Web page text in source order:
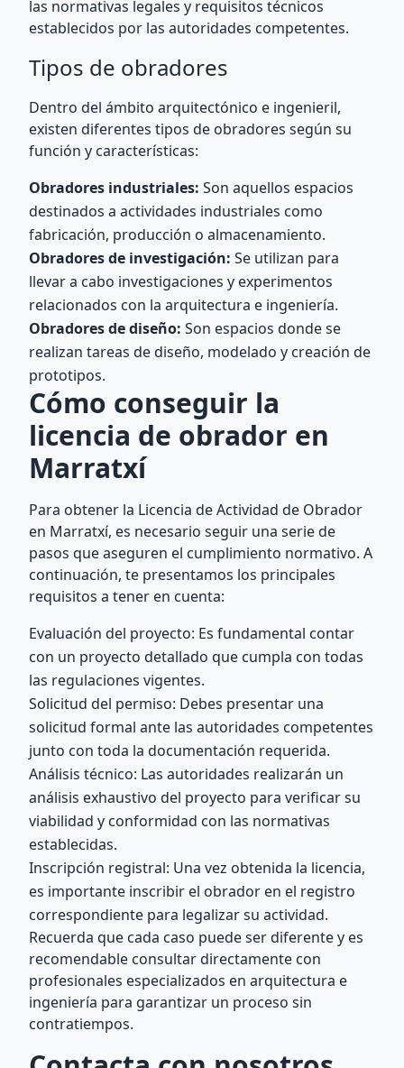
las normativas legales y requisitos técnicos
establecidos por las autoridades competentes.
Tipos de obradores
Dentro del ámbito arquitectónico e ingenieril,
existen diferentes tipos de obradores según su
función y características:
Obradores industriales: Son aquellos espacios
destinados a actividades industriales como
fabricación, producción o almacenamiento.
Obradores de investigación: Se utilizan para
llevar a cabo investigaciones y experimentos
relacionados con la arquitectura e ingeniería.
Obradores de diseño: Son espacios donde se
realizan tareas de diseño, modelado y creación de
prototipos.
Cómo conseguir la
licencia de obrador en
Marratxí
Para obtener la Licencia de Actividad de Obrador
en Marratxí, es necesario seguir una serie de
pasos que aseguren el cumplimiento normativo. A
continuación, te presentamos los principales
requisitos a tener en cuenta:
Evaluación del proyecto: Es fundamental contar
con un proyecto detallado que cumpla con todas
las regulaciones vigentes.
Solicitud del permiso: Debes presentar una
solicitud formal ante las autoridades competentes
junto con toda la documentación requerida.
Análisis técnico: Las autoridades realizarán un
análisis exhaustivo del proyecto para verificar su
viabilidad y conformidad con las normativas
establecidas.
Inscripción registral: Una vez obtenida la licencia,
es importante inscribir el obrador en el registro
correspondiente para legalizar su actividad.
Recuerda que cada caso puede ser diferente y es
recomendable consultar directamente con
profesionales especializados en arquitectura e
ingeniería para garantizar un proceso sin
contratiempos.